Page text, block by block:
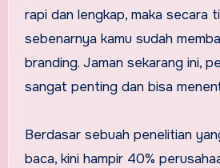
rapi dan lengkap, maka secara
sebenarnya kamu sudah
branding. Jaman sekarang ini,
sangat penting dan bisa
Berdasar sebuah penelitian
baca, kini hampir 40%